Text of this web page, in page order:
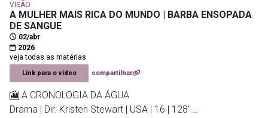
VISÃO
A MULHER MAIS RICA DO MUNDO | BARBA ENSOPADA
DE SANGUE
02/abr
2026
veja todas as matérias
Link para o vídeo compartilhar
🎦 A CRONOLOGIA DA ÁGUA
Drama | Dir. Kristen Stewart | USA | 16 | 128'